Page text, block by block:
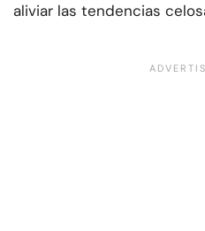
aliviar las tendencias